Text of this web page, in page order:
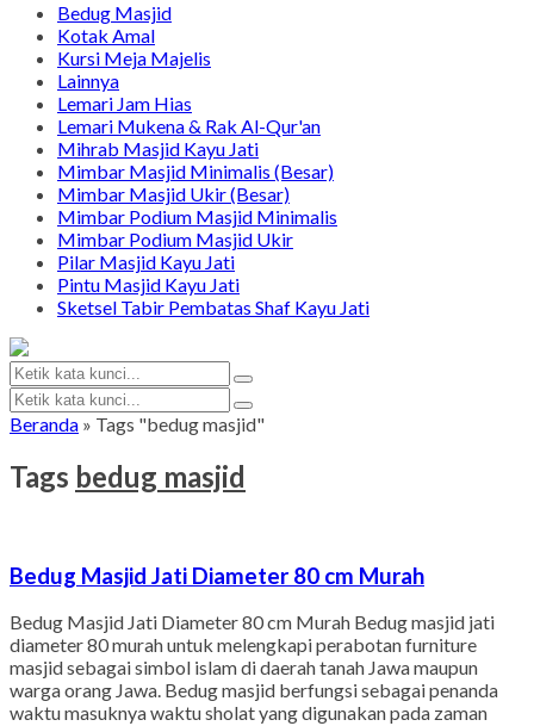
Bedug Masjid
Kotak Amal
Kursi Meja Majelis
Lainnya
Lemari Jam Hias
Lemari Mukena & Rak Al-Qur'an
Mihrab Masjid Kayu Jati
Mimbar Masjid Minimalis (Besar)
Mimbar Masjid Ukir (Besar)
Mimbar Podium Masjid Minimalis
Mimbar Podium Masjid Ukir
Pilar Masjid Kayu Jati
Pintu Masjid Kayu Jati
Sketsel Tabir Pembatas Shaf Kayu Jati
Beranda » Tags "bedug masjid"
Tags bedug masjid
Bedug Masjid Jati Diameter 80 cm Murah
Bedug Masjid Jati Diameter 80 cm Murah Bedug masjid jati
diameter 80 murah untuk melengkapi perabotan furniture
masjid sebagai simbol islam di daerah tanah Jawa maupun
warga orang Jawa. Bedug masjid berfungsi sebagai penanda
waktu masuknya waktu sholat yang digunakan pada zaman